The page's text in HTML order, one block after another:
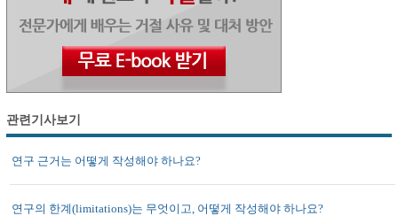
관련기사보기
연구 근거는 어떻게 작성해야 하나요?
연구의 한계(limitations)는 무엇이고, 어떻게 작성해야 하나요?